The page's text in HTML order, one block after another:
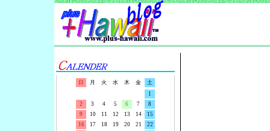
日 月 火 水 木 金
土
1
2
3 4 5 6 7
8
9
10 11 12 13 14
15
16
17 18 19 20 21
22